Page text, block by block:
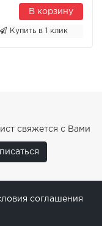
В корзину
Купить в 1 клик
свяжется с Вами
соглашения